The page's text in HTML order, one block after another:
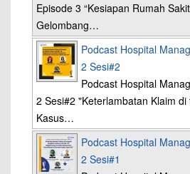
Episode 3 “Kesiapan Rumah
Gelombang…
Podcast Hospital
2 Sesi#2
Podcast Hospital
2 Sesi#2 "Keterlambatan Klaim
Kasus…
Podcast Hospital
2 Sesi#1